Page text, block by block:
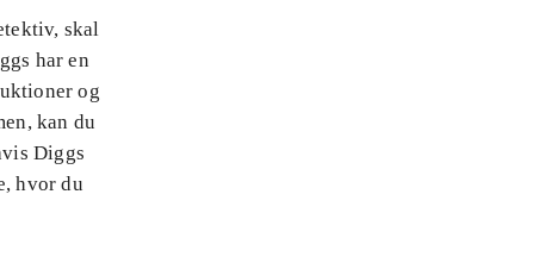
skal
har en
og
kan du
Diggs
hvor du